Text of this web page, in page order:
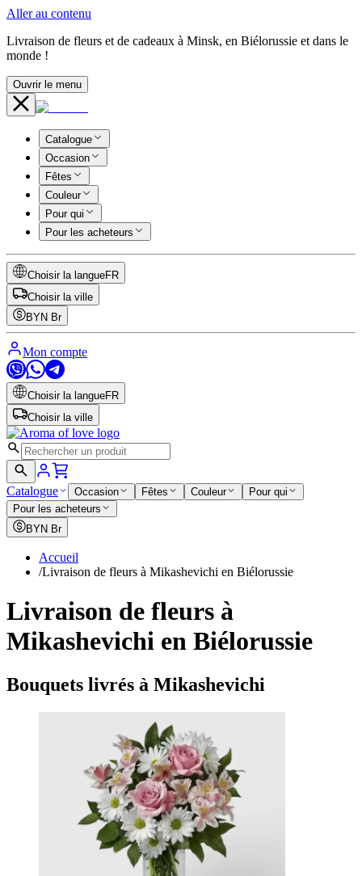
Aller au contenu
Livraison de fleurs et de cadeaux à Minsk, en Biélorussie et dans le
monde !
Ouvrir le menu
Catalogue
Occasion
Fêtes
Couleur
Pour qui
Pour les acheteurs
Choisir la langueFR
Choisir la ville
BYN Br
Mon compte
Choisir la langueFR
Choisir la ville
Catalogue Occasion Fêtes Couleur
Pour qui
Pour les acheteurs
BYN Br
Accueil
/Livraison de fleurs à Mikashevichi en Biélorussie
Livraison de fleurs à
Mikashevichi en Biélorussie
Bouquets livrés à Mikashevichi